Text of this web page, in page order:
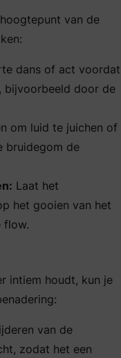
van de
dans of act voordat
bijvoorbeeld door de
om luid te juichen of
bruidegom de
Laat het
het gooien van het
flow.
intiem houdt, kun je
van de
zodat het een